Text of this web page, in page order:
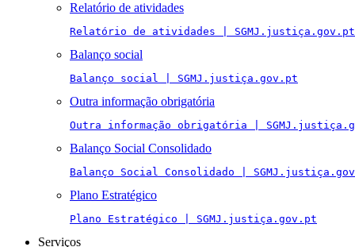
Relatório de atividades
Relatório de atividades | SGMJ.justiça.gov.pt
Balanço social
Balanço social | SGMJ.justiça.gov.pt
Outra informação obrigatória
Outra informação obrigatória |
Balanço Social Consolidado
Balanço Social Consolidado |
Plano Estratégico
Plano Estratégico | SGMJ.justiça.gov.pt
Serviços